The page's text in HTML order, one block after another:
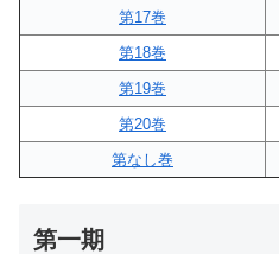
第17巻
第18巻
第19巻
第20巻
第なし巻
第一期